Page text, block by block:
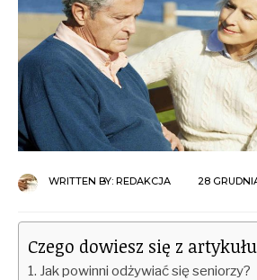
WRITTEN BY: REDAKCJA 28
Czego dowiesz się z artykułu
Jak powinni odżywiać się seniorzy?